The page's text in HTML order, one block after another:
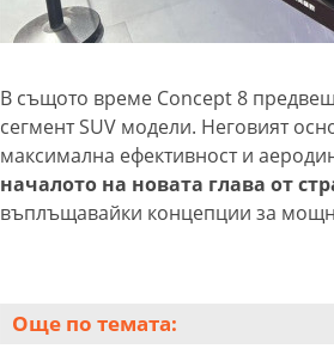
В същото време Concept 8
сегмент SUV модели. Неговият
максимална ефективност и
началото на новата глава от
въплъщавайки концепции за
Още по темата: